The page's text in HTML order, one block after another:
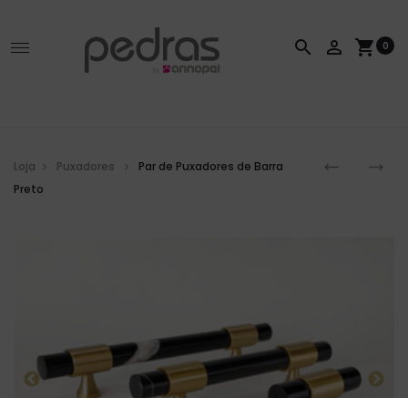
search person_outline shopping_cart 0
Loja Puxadores
Par de Puxadores de Barra
Preto